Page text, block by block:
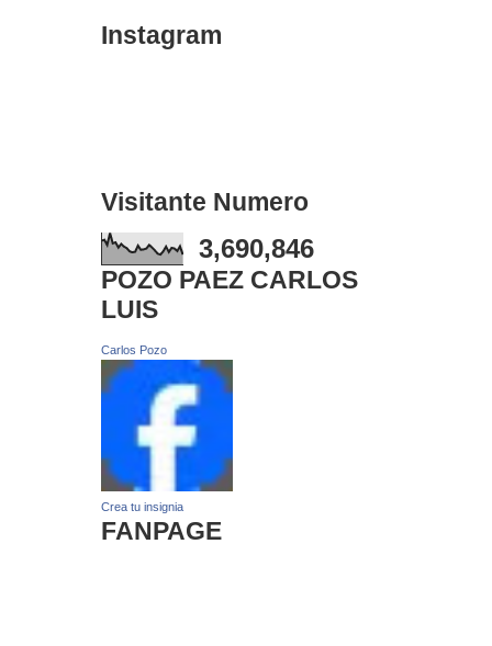
Instagram
Visitante Numero
3,690,846
POZO PAEZ CARLOS
LUIS
Carlos Pozo
Crea tu insignia
FANPAGE